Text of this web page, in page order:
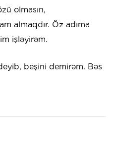
olmasın,
almaqdır. Öz adıma
işləyirəm.
beşini demirəm. Bəs